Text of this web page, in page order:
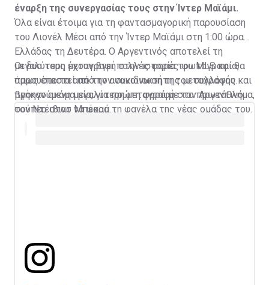
έναρξη της συνεργασίας τους στην Ίντερ Μαϊάμι.
Όλα είναι έτοιμα για τη φαντασμαγορική παρουσίαση
του Λιονέλ Μέσι από την Ίντερ Μαϊάμι στη 1:00 ώρα
Ελλάδας τη Δευτέρα. Ο Αργεντινός αποτελεί τη
μεγαλύτερη μεταγραφή στην ιστορία του MLS και θα
παρουσιαστεί από τον συνιδιοκτήτη του συλλόγου και
προηγούμενη μεγαλύτερη μεταγραφή στο πρωτάθλημα,
τον Ντέιβιντ Μπέκαμ.
Οι δυο τους έχουν βγει πολλές φορές φωτογραφία,
όμως έπειτα από την ανακοίνωση της μεταγραφής
βγήκαν ακόμα μία, για πρώτη φορά με τον Αργεντινό
σούπερ σταρ να φορά τη φανέλα της νέας ομάδας του.